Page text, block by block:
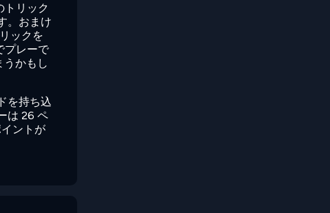
トリック
。おまけ
ックを
プレーで
かもし
を持ち込
は 26 ペ
ントが